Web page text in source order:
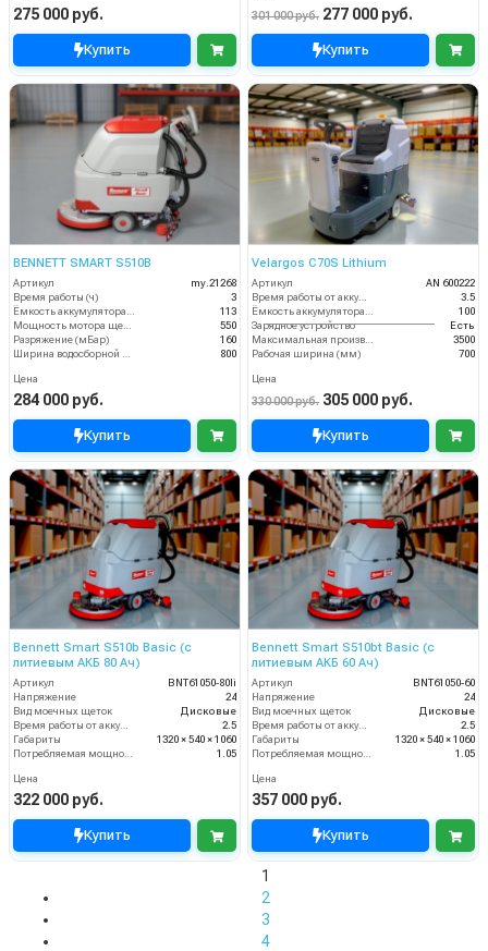
275 000 руб.
Купить
301 000 руб. 277 000 руб.
Купить
BENNETT SMART S510B
Артикул
my.21268
Время работы (ч)
3
113
550
Разряжение (мБар)
160
800
Цена
284 000 руб.
Купить
Velargos C70S Lithium
Артикул
AN 600222
Время работы от аккумуляторов (ч)
3.5
100
Зарядное устройство
Есть
3500
Рабочая ширина (мм)
700
Цена
330 000 руб. 305 000 руб.
Купить
Bennett Smart S510b Basic (с
литиевым АКБ 80 Ач)
Артикул
BNT61050-80li
Напряжение
24
Вид моечных щеток
Дисковые
Время работы от аккумуляторов (ч)
2.5
Габариты
1320 × 540 × 1060
Потребляемая мощность (кВт)
1.05
Цена
322 000 руб.
Купить
Bennett Smart S510bt Basic (с
литиевым АКБ 60 Ач)
Артикул
BNT61050-60
Напряжение
24
Вид моечных щеток
Дисковые
Время работы от аккумуляторов (ч)
2.5
Габариты
1320 × 540 × 1060
Потребляемая мощность (кВт)
1.05
Цена
357 000 руб.
Купить
1
2
3
4